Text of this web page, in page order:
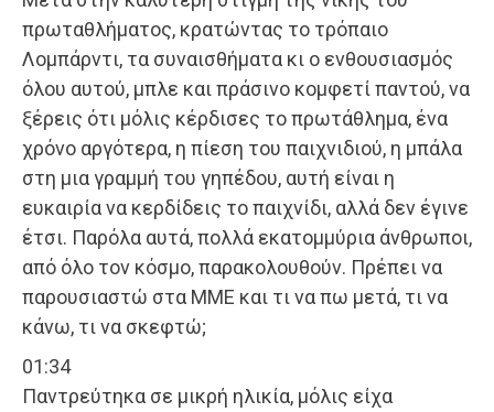
πρωταθλήματος, κρατώντας το τρόπαιο
Λομπάρντι, τα συναισθήματα κι ο ενθουσιασμός
όλου αυτού, μπλε και πράσινο κομφετί παντού, να
ξέρεις ότι μόλις κέρδισες το πρωτάθλημα, ένα
χρόνο αργότερα, η πίεση του παιχνιδιού, η μπάλα
στη μια γραμμή του γηπέδου, αυτή είναι η
ευκαιρία να κερδίδεις το παιχνίδι, αλλά δεν έγινε
έτσι. Παρόλα αυτά, πολλά εκατομμύρια άνθρωποι,
από όλο τον κόσμο, παρακολουθούν. Πρέπει να
παρουσιαστώ στα ΜΜΕ και τι να πω μετά, τι να
κάνω, τι να σκεφτώ;
01:34
Παντρεύτηκα σε μικρή ηλικία, μόλις είχα